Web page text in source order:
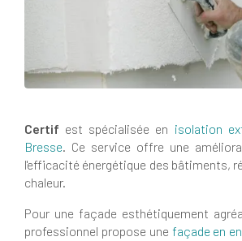
Certif est spécialisée en isolation
Bresse . Ce service offre une
l'efficacité énergétique des bâtiments,
chaleur.
Pour une façade esthétiquement
professionnel propose une façade en